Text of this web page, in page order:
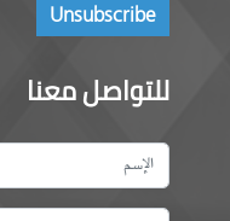
للتواصل معنا